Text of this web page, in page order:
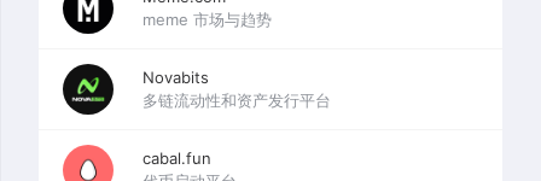
meme 市场与趋势
Novabits
多链流动性和资产发行平台
cabal.fun